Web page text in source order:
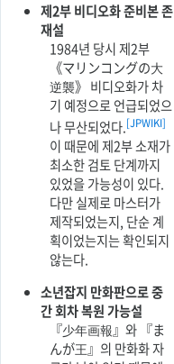
제2부 비디오화 준비본 존
재설
1984년 당시 제2부
《マリンコングの大
逆襲》 비디오화가 차
기 예정으로 언급되었으
나 무산되었다.[JPWIKI]
이 때문에 제2부 소재가
최소한 검토 단계까지
있었을 가능성이 있다.
다만 실제로 마스터가
제작되었는지, 단순 계
획이었는지는 확인되지
않는다.
소년잡지 만화판으로 중
간 회차 복원 가능설
『少年画報』와 『ま
んが王』의 만화화 자